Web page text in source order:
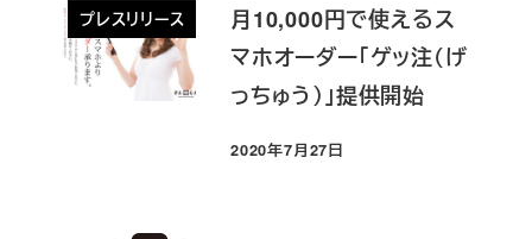
プレスリリース
月10,000円で使えるス
マホオーダー「ゲッ注（げ
っちゅう）」提供開始
投稿日
2020年7月27日